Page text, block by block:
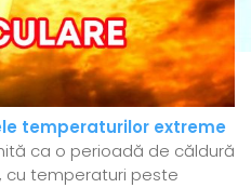
temperaturilor extreme
ca o perioadă de căldură
cu temperaturi peste